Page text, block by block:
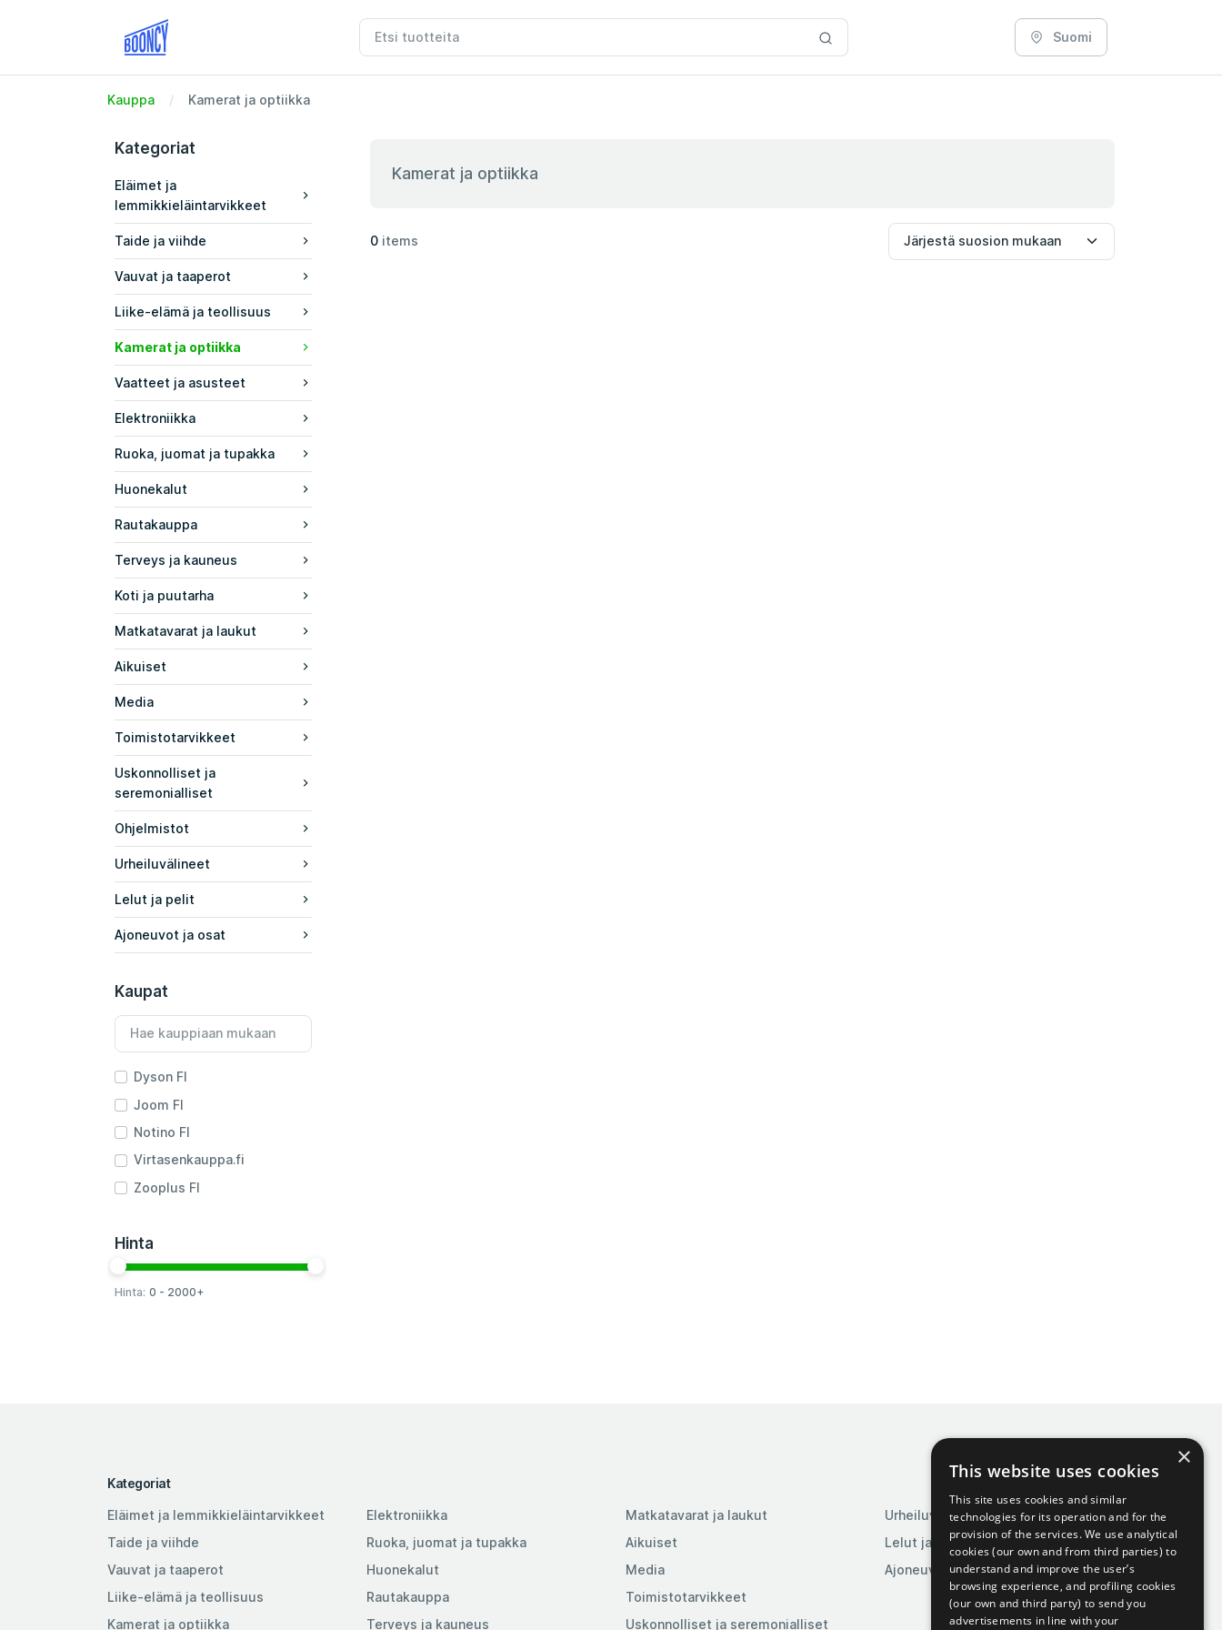
Suomi
Kauppa Kamerat ja optiikka
Kategoriat
Eläimet ja
lemmikkieläintarvikkeet
Taide ja viihde
Vauvat ja taaperot
Liike-elämä ja teollisuus
Kamerat ja optiikka
Vaatteet ja asusteet
Elektroniikka
Ruoka, juomat ja tupakka
Huonekalut
Rautakauppa
Terveys ja kauneus
Koti ja puutarha
Matkatavarat ja laukut
Aikuiset
Media
Toimistotarvikkeet
Uskonnolliset ja
seremonialliset
Ohjelmistot
Urheiluvälineet
Lelut ja pelit
Ajoneuvot ja osat
Kaupat
Dyson FI
Joom FI
Notino FI
Virtasenkauppa.fi
Zooplus FI
Hinta
Hinta: 0 - 2000+
Kamerat ja optiikka
0 items
Kategoriat
Eläimet ja lemmikkieläintarvikkeet
Taide ja viihde
Vauvat ja taaperot
Liike-elämä ja teollisuus
Kamerat ja optiikka
Elektroniikka
Ruoka, juomat ja tupakka
Huonekalut
Rautakauppa
Terveys ja kauneus
Matkatavarat ja laukut
Aikuiset
Media
Toimistotarvikkeet
Uskonnolliset ja seremonialliset
Urheiluvälineet
Lelut ja pelit
Ajoneuvot ja osat
×
This website uses cookies
This site uses cookies and similar
technologies for its operation and for the
provision of the services. We use analytical
cookies (our own and from third parties) to
understand and improve the user’s
browsing experience, and profiling cookies
(our own and third party) to send you
advertisements in line with your